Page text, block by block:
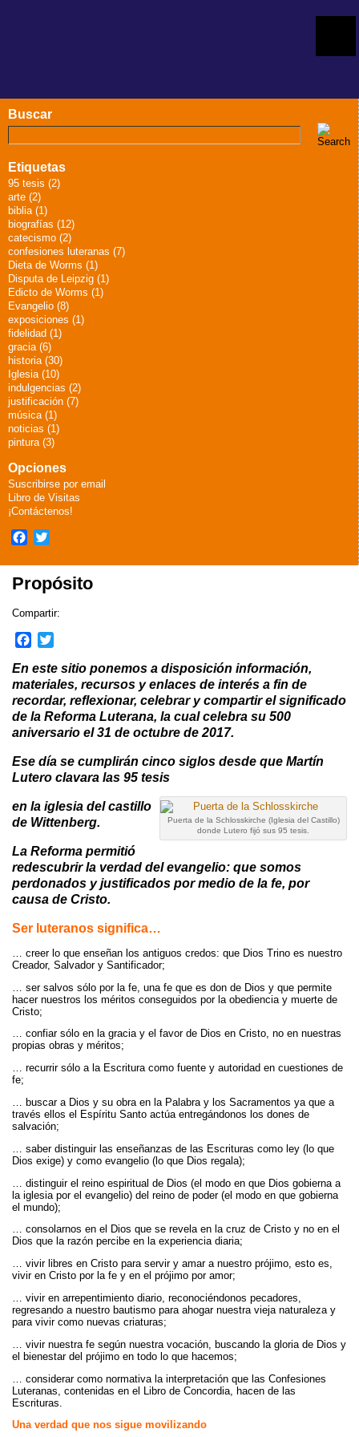
Buscar
Etiquetas
95 tesis (2)
arte (2)
biblia (1)
biografías (12)
catecismo (2)
confesiones luteranas (7)
Dieta de Worms (1)
Disputa de Leipzig (1)
Edicto de Worms (1)
Evangelio (8)
exposiciones (1)
fidelidad (1)
gracia (6)
historia (30)
Iglesia (10)
indulgencias (2)
justificación (7)
música (1)
noticias (1)
pintura (3)
Opciones
Suscribirse por email
Libro de Visitas
¡Contáctenos!
Facebook
Propósito
Compartir:
c
e
b
o
o
i
t
t
e
r
En este sitio ponemos a disposición información,
materiales, recursos y enlaces de interés a fin de
recordar, reflexionar, celebrar y compartir el significado
de la Reforma Luterana, la cual celebra su 500
aniversario el 31 de octubre de 2017.
Ese día se cumplirán cinco siglos desde que Martín
Lutero clavara las 95 tesis
Puerta de la Schlosskirche (Iglesia del Castillo)
donde Lutero fijó sus 95 tesis.
en la iglesia del castillo
de Wittenberg.
La Reforma permitió
redescubrir la verdad del evangelio: que somos
perdonados y justificados por medio de la fe, por
causa de Cristo.
Ser luteranos significa…
… creer lo que enseñan los antiguos credos: que Dios Trino es nuestro
Creador, Salvador y Santificador;
… ser salvos sólo por la fe, una fe que es don de Dios y que permite
hacer nuestros los méritos conseguidos por la obediencia y muerte de
Cristo;
… confiar sólo en la gracia y el favor de Dios en Cristo, no en nuestras
propias obras y méritos;
… recurrir sólo a la Escritura como fuente y autoridad en cuestiones de
fe;
… buscar a Dios y su obra en la Palabra y los Sacramentos ya que a
través ellos el Espíritu Santo actúa entregándonos los dones de
salvación;
… saber distinguir las enseñanzas de las Escrituras como ley (lo que
Dios exige) y como evangelio (lo que Dios regala);
… distinguir el reino espiritual de Dios (el modo en que Dios gobierna a
la iglesia por el evangelio) del reino de poder (el modo en que gobierna
el mundo);
… consolarnos en el Dios que se revela en la cruz de Cristo y no en el
Dios que la razón percibe en la experiencia diaria;
… vivir libres en Cristo para servir y amar a nuestro prójimo, esto es,
vivir en Cristo por la fe y en el prójimo por amor;
… vivir en arrepentimiento diario, reconociéndonos pecadores,
regresando a nuestro bautismo para ahogar nuestra vieja naturaleza y
para vivir como nuevas criaturas;
… vivir nuestra fe según nuestra vocación, buscando la gloria de Dios y
el bienestar del prójimo en todo lo que hacemos;
… considerar como normativa la interpretación que las Confesiones
Luteranas, contenidas en el Libro de Concordia, hacen de las
Escrituras.
Una verdad que nos sigue movilizando